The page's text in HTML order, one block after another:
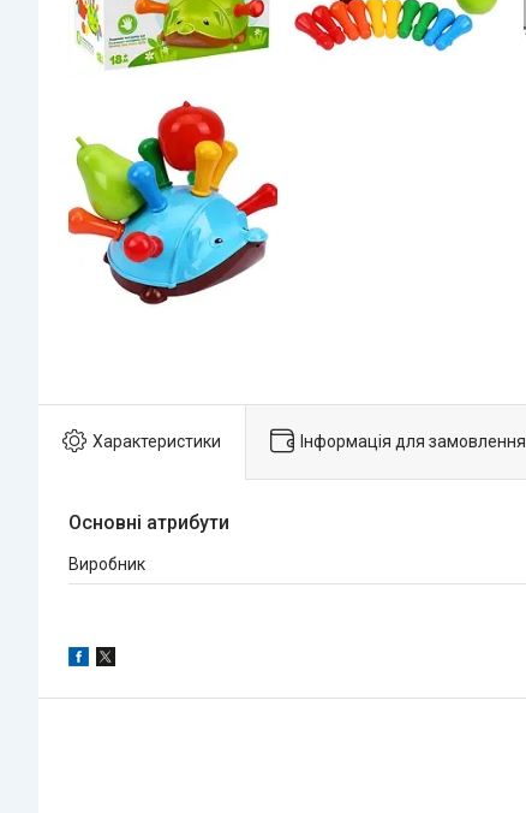
Характеристики Інформація для замовлення
Основні атрибути
Виробник